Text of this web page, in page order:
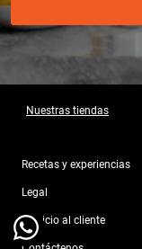
Nuestras tiendas
Recetas y experiencias
Legal
Servicio al cliente